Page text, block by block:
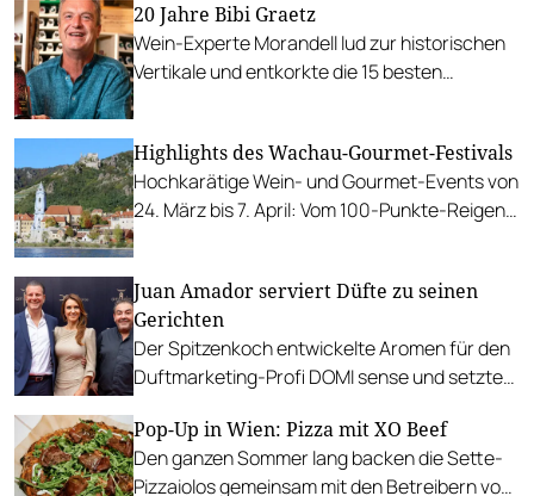
20 Jahre Bibi Graetz
Wein-Experte Morandell lud zur historischen
Vertikale und entkorkte die 15 besten
Highlights des Wachau-Gourmet-Festivals
Hochkarätige Wein- und Gourmet-Events von
24. März bis 7. April: Vom 100-Punkte-Reigen
Juan Amador serviert Düfte zu seinen
Gerichten
Der Spitzenkoch entwickelte Aromen für den
Duftmarketing-Profi DOMI sense und setzte
Szene.
Pop-Up in Wien: Pizza mit XO Beef
Den ganzen Sommer lang backen die Sette-
Pizzaiolos gemeinsam mit den Betreibern von